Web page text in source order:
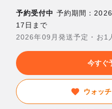
予約受付中 予約期間：
17日まで
2026年09月発送予定・お1
今すぐ
ウォッ